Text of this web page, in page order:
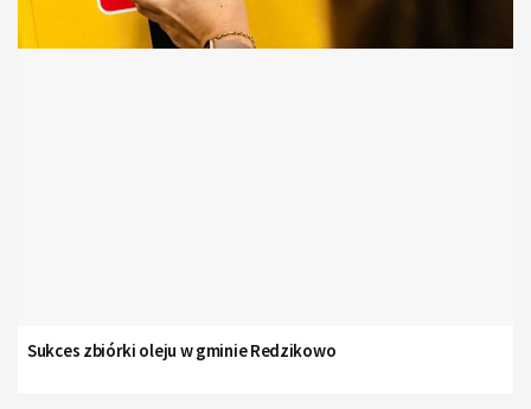
Sukces zbiórki oleju w gminie Redzikowo